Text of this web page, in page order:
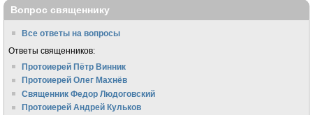
Вопрос священнику
Все ответы на вопросы
Ответы священников:
Протоиерей Пётр Винник
Протоиерей Олег Махнёв
Священник Федор Людоговский
Протоиерей Андрей Кульков